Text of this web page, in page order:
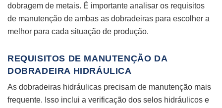
dobragem de metais. É importante analisar os requisitos
de manutenção de ambas as dobradeiras para escolher a
melhor para cada situação de produção.
REQUISITOS DE MANUTENÇÃO DA
DOBRADEIRA HIDRÁULICA
As dobradeiras hidráulicas precisam de manutenção mais
frequente. Isso inclui a verificação dos selos hidráulicos e